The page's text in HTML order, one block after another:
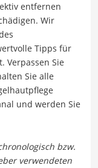
entfernen
Wir
Tipps für
Verpassen Sie
Sie alle
und werden Sie